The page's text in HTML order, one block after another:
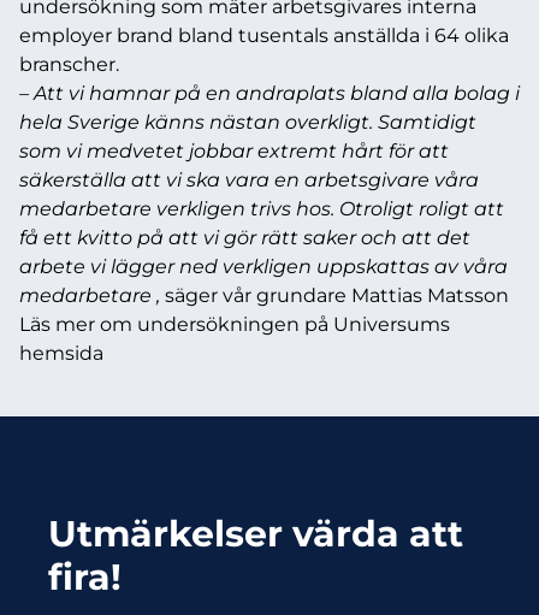
undersökning som mäter arbetsgivares interna
employer brand bland tusentals anställda i 64 olika
branscher.
– Att vi hamnar på en andraplats bland alla bolag i
hela Sverige känns nästan overkligt. Samtidigt
som vi medvetet jobbar extremt hårt för att
säkerställa att vi ska vara en arbetsgivare våra
medarbetare verkligen trivs hos. Otroligt roligt att
få ett kvitto på att vi gör rätt saker och att det
arbete vi lägger ned verkligen uppskattas av våra
medarbetare , säger vår grundare Mattias Matsson
Läs mer om undersökningen på Universums
hemsida
Utmärkelser värda att
fira!